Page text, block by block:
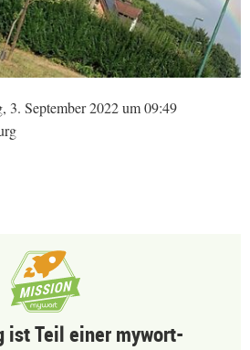
3. September 2022 um 09:49
ist Teil einer mywort-